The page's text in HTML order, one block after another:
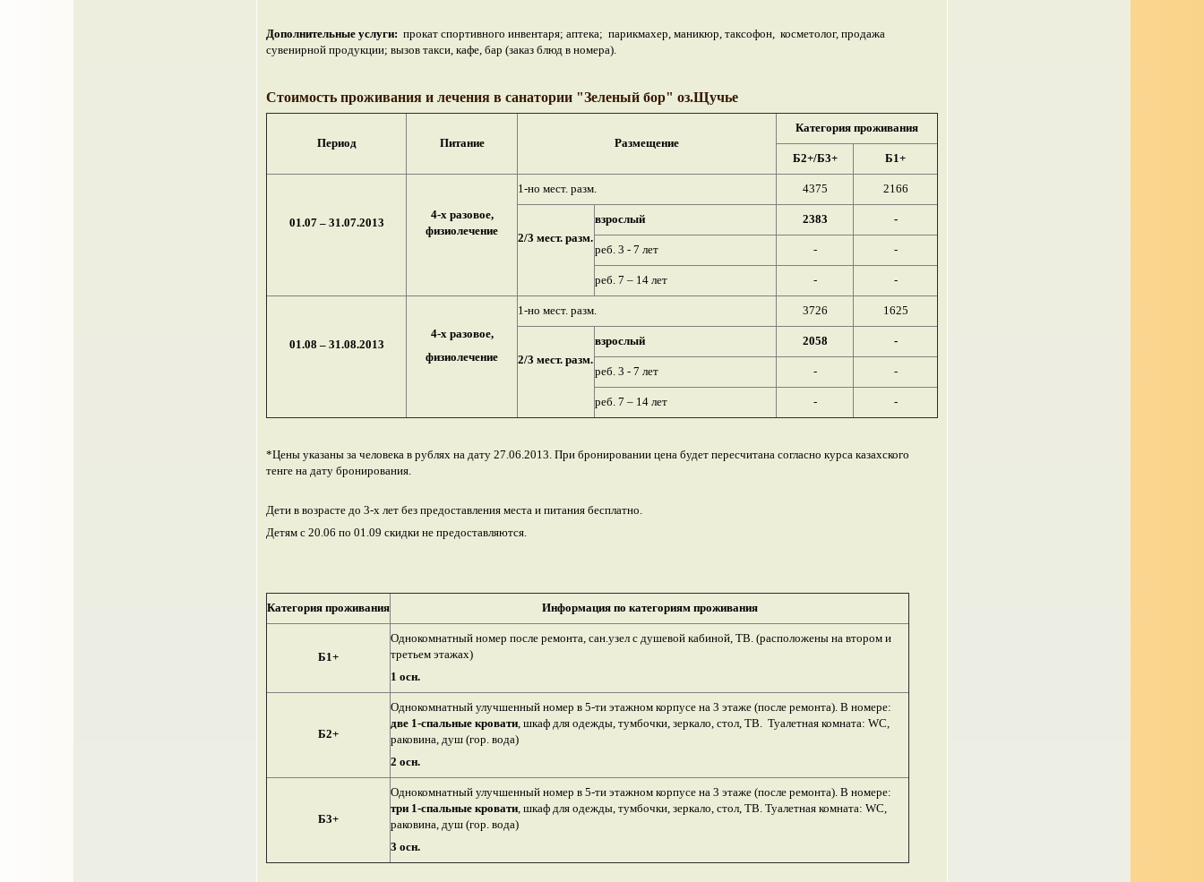
Дополнительные услуги: прокат спортивного инвентаря; аптека; парикмахер, маникюр, таксофон, косметолог, продажа
сувенирной продукции; вызов такси, кафе, бар (заказ блюд в номера).
Стоимость проживания и лечения в санатории "Зеленый бор" оз.Щучье
Период Питание Размещение
Категория проживания
Б2+/Б3+ Б1+
01.07 – 31.07.2013
4-х разовое,
физиолечение
1-но мест. разм. 4375 2166
2/3 мест. разм.
взрослый 2383 -
реб. 3 - 7 лет - -
реб. 7 – 14 лет - -
01.08 – 31.08.2013
4-х разовое,
физиолечение
1-но мест. разм. 3726 1625
2/3 мест. разм.
взрослый 2058 -
реб. 3 - 7 лет - -
реб. 7 – 14 лет - -
*Цены указаны за человека в рублях на дату 27.06.2013. При бронировании цена будет пересчитана согласно курса казахского
тенге на дату бронирования.
Дети в возрасте до 3-х лет без предоставления места и питания бесплатно.
Детям с 20.06 по 01.09 скидки не предоставляются.
Категория проживания Информация по категориям проживания
Б1+
Однокомнатный номер после ремонта, сан.узел с душевой кабиной, ТВ. (расположены на втором и
третьем этажах)
1 осн.
Б2+
Однокомнатный улучшенный номер в 5-ти этажном корпусе на 3 этаже (после ремонта). В номере:
две 1-спальные кровати, шкаф для одежды, тумбочки, зеркало, стол, ТВ. Туалетная комната: WC,
раковина, душ (гор. вода)
2 осн.
Б3+
Однокомнатный улучшенный номер в 5-ти этажном корпусе на 3 этаже (после ремонта). В номере:
три 1-спальные кровати, шкаф для одежды, тумбочки, зеркало, стол, ТВ. Туалетная комната: WC,
раковина, душ (гор. вода)
3 осн.